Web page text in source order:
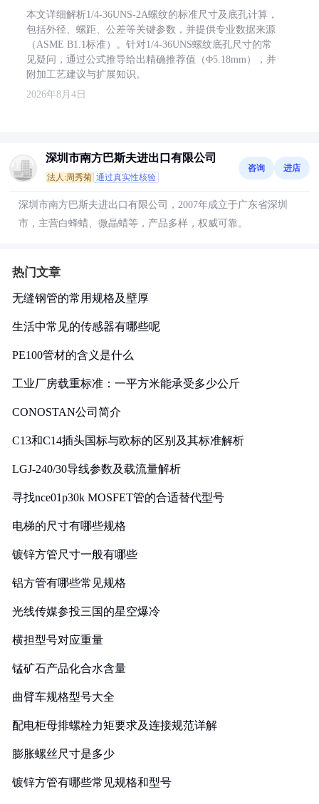
本文详细解析1/4-36UNS-2A螺纹的标准尺寸及底孔计算，
包括外径、螺距、公差等关键参数，并提供专业数据来源
（ASME B1.1标准）。针对1/4-36UNS螺纹底孔尺寸的常
见疑问，通过公式推导给出精确推荐值（Φ5.18mm），并
附加工艺建议与扩展知识。
2026年8月4日
深圳市南方巴斯夫进出口有限公司
法人:周秀菊 通过真实性核验
咨询 进店
深圳市南方巴斯夫进出口有限公司，2007年成立于广东省深圳
市，主营白蜂蜡、微晶蜡等，产品多样，权威可靠。
热门文章
无缝钢管的常用规格及壁厚
生活中常见的传感器有哪些呢
PE100管材的含义是什么
工业厂房载重标准：一平方米能承受多少公斤
CONOSTAN公司简介
C13和C14插头国标与欧标的区别及其标准解析
LGJ-240/30导线参数及载流量解析
寻找nce01p30k MOSFET管的合适替代型号
电梯的尺寸有哪些规格
镀锌方管尺寸一般有哪些
铝方管有哪些常见规格
光线传媒参投三国的星空爆冷
横担型号对应重量
锰矿石产品化合水含量
曲臂车规格型号大全
配电柜母排螺栓力矩要求及连接规范详解
膨胀螺丝尺寸是多少
镀锌方管有哪些常见规格和型号